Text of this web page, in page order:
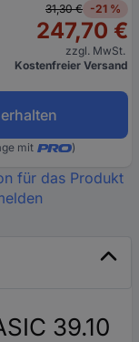
31,30 € -21 %
247,70 €
zzgl. MwSt.
Kostenfreier Versand
mit )
für das Produkt
39.10